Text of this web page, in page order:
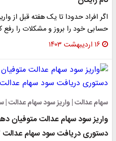
اگر افراد حدودا تا یک هفته قبل از
حسابی خود را بروز و مشکلات را رفع
۱۶ اردیبهشت ۱۴۰۳
سهام عدالت | واریز سود سهام عدالت |
دستوری دریافت سود سهام عدالت 1403 + آدرس سایت و کد